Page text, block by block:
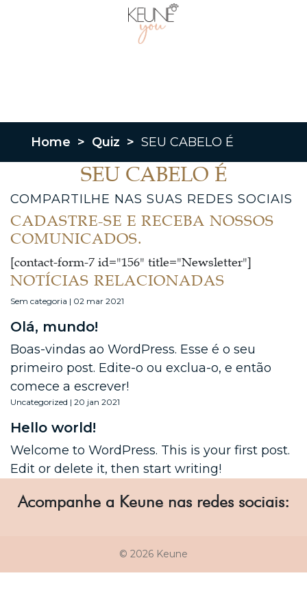
Home > Quiz > SEU CABELO É
SEU CABELO É
COMPARTILHE NAS SUAS REDES SOCIAIS
CADASTRE-SE E RECEBA NOSSOS
COMUNICADOS.
[contact-form-7 id="156" title="Newsletter"]
NOTÍCIAS RELACIONADAS
Sem categoria | 02 mar 2021
Olá, mundo!
Boas-vindas ao WordPress. Esse é o seu
primeiro post. Edite-o ou exclua-o, e então
comece a escrever!
Uncategorized | 20 jan 2021
Hello world!
Welcome to WordPress. This is your first post.
Edit or delete it, then start writing!
Acompanhe a Keune nas redes sociais:
© 2026 Keune